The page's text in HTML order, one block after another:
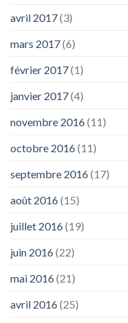
avril 2017(3)
mars 2017(6)
février 2017(1)
janvier 2017(4)
novembre 2016(11)
octobre 2016(11)
septembre 2016(17)
août 2016(15)
juillet 2016(19)
juin 2016(22)
mai 2016(21)
avril 2016(25)